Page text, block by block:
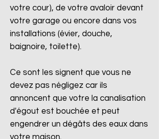
votre cour), de votre avaloir devant
votre garage ou encore dans vos
installations (évier, douche,
baignoire, toilette).
Ce sont les signent que vous ne
devez pas négligez car ils
annoncent que votre la canalisation
d'égout est bouchée et peut
engendrer un dégâts des eaux dans
votre maison.